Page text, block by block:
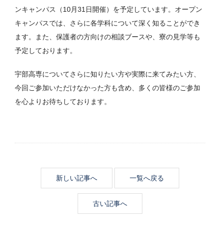
ンキャンパス（10月31日開催）を予定しています。オープン
キャンパスでは、さらに各学科について深く知ることができ
ます。また、保護者の方向けの相談ブースや、寮の見学等も
予定しております。
宇部高専についてさらに知りたい方や実際に来てみたい方、
今回ご参加いただけなかった方も含め、多くの皆様のご参加
を心よりお待ちしております。
新しい記事へ 一覧へ戻る
古い記事へ